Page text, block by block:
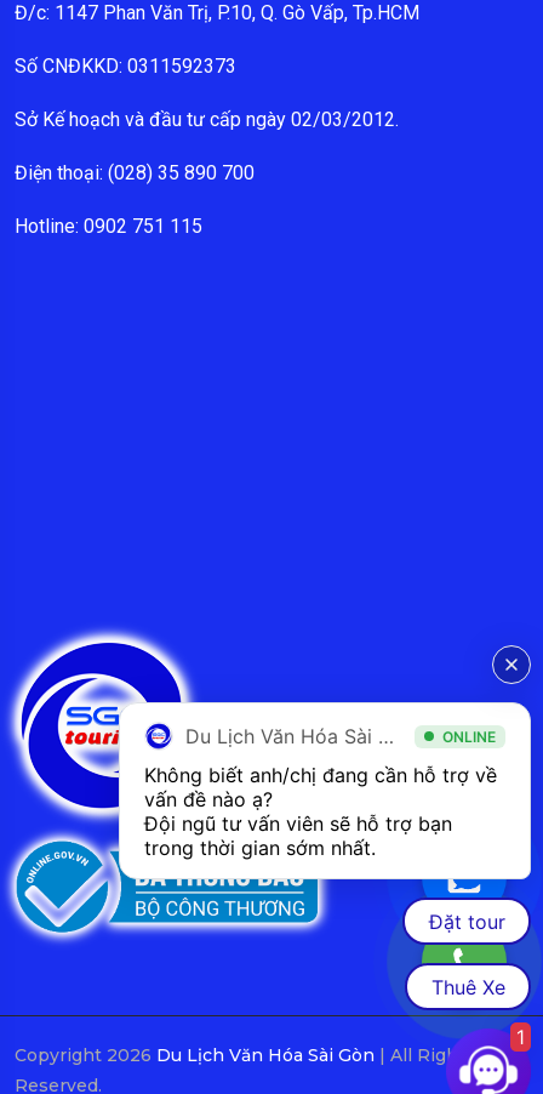
Đ/c: 1147 Phan Văn Trị, P.10, Q. Gò Vấp, Tp.HCM
Số CNĐKKD: 0311592373
Sở Kế hoạch và đầu tư cấp ngày 02/03/2012.
Điện thoại: (028) 35 890 700
Hotline: 0902 751 115
Copyright 2026 Du Lịch Văn Hóa Sài Gòn
| All Rights
Reserved.
Du Lịch Văn Hóa Sài Gòn ONLINE
Không biết anh/chị đang cần hỗ trợ về
vấn đề nào ạ?
Đội ngũ tư vấn viên sẽ hỗ trợ bạn
trong thời gian sớm nhất.
Đặt tour
Thuê Xe
1